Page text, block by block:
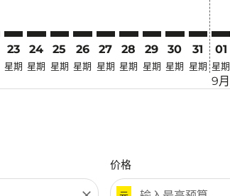
23
星期
24
星期
25
星期
26
星期
27
星期
28
星期
29
星期
30
星期
31
星期
01
星期
9月
价格